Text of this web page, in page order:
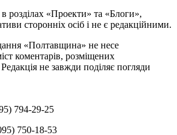
розділах «Проекти» та «Блоги»,
сторонніх осіб і не є редакційними.
«Полтавщина» не несе
коментарів, розміщених
не завжди поділяє погляди
794-29-25
750-18-53